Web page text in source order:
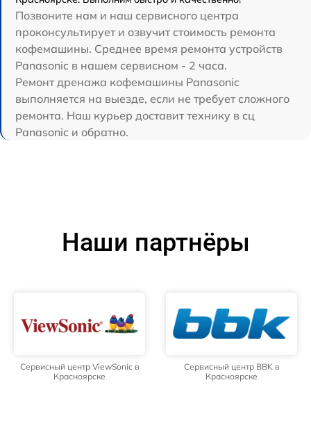
Позвоните нам и наш сервисного центра
проконсультирует и озвучит стоимость ремонта
кофемашины. Среднее время ремонта устройств
Panasonic в нашем сервисном - 2 часа.
Ремонт дренажа кофемашины Panasonic
выполняется на выезде, если не требует сложного
ремонта. Наш курьер доставит технику в сц
Panasonic и обратно.
Наши партнёры
Сервисный центр ViewSonic в
Красноярске
Сервисный центр BBK в
Красноярске